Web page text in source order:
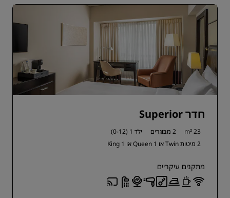
חדר Superior
23 m² 2 מבוגרים
ילד 1 (0-12)
2 מיטות Twin או
1 Queen או 1 King
מתקנים עיקריים